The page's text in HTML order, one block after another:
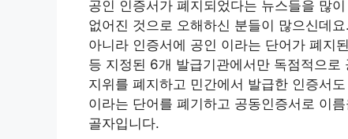
공인 인증서가 폐지되었다는 뉴스들을 많
없어진 것으로 오해하신 분들이 많으신데
아니라 인증서에 공인 이라는 단어가 폐지
등 지정된 6개 발급기관에서만 독점적으
지위를 폐지하고 민간에서 발급한 인증서
이라는 단어를 폐기하고 공동인증서로 이
골자입니다.